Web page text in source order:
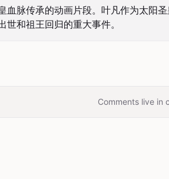
血脉传承的动画片段。叶凡作为太阳
世和祖王回归的重大事件。
Comments live in